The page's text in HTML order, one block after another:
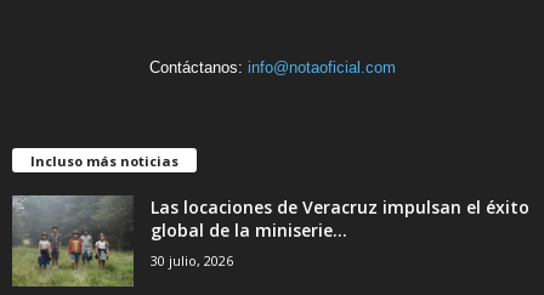
Contáctanos: info@notaoficial.com
Incluso más noticias
Las locaciones de Veracruz impulsan el éxito
global de la miniserie...
30 julio, 2026